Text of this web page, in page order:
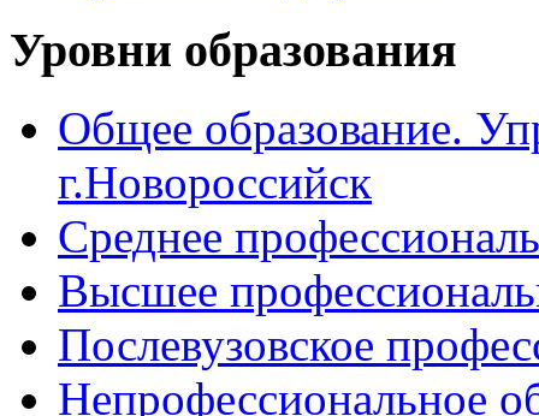
Уровни образования
Общее образование.
г.Новороссийск
Среднее
Высшее
Послевузовское
Непрофессиональное